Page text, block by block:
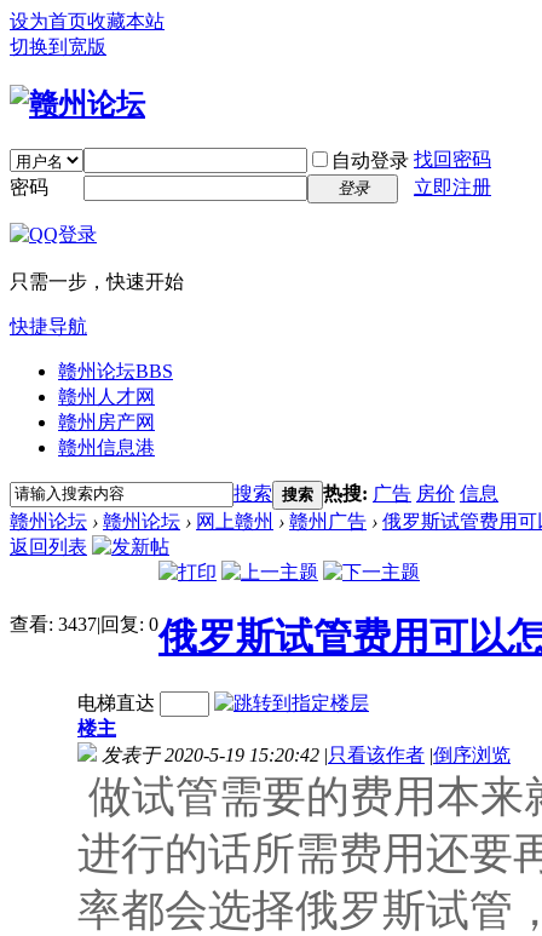
设为首页收藏本站
切换到宽版
自动登录 找回密码
密码
登录 立即注册
只需一步，快速开始
快捷导航
赣州论坛BBS
赣州人才网
赣州房产网
赣州信息港
搜索 搜索 热搜: 广告 房价 信息
赣州论坛 › 赣州论坛 › 网上赣州 › 赣州广告 › 俄罗斯试管费用
返回列表
查看: 3437|回复: 0俄罗斯试管费用可以
电梯直达
楼主
发表于 2020-5-19 15:20:42 |只看该作者 |倒序浏览
做试管需要的费用本
进行的话所需费用还要
率都会选择俄罗斯试管